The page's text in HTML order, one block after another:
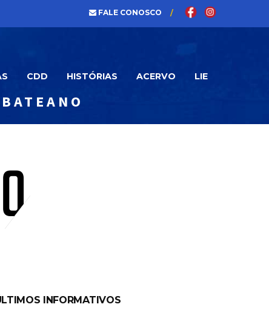
FALE CONOSCO
CDD HISTÓRIAS ACERVO LIE
INFORMATIVOS